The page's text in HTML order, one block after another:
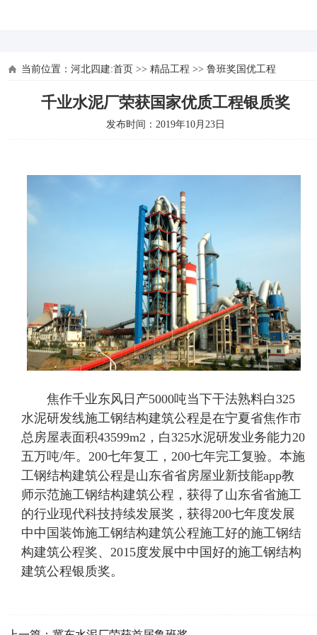
当前位置： 河北四建:首页 >> 精品工程 >> 鲁班奖国优工程
千业水泥厂荣获国家优质工程银质奖
发布时间：2019年10月23日
焦作千业东风日产5000吨当下干法熟料白325
水泥研发线施工钢结构建筑公程是在宁夏省焦作市
总房屋表面积43599m2，白325水泥研发业务能力20
五万吨/年。200七年复工，200七年完工复验。本施
工钢结构建筑公程是山东省省房屋业新技能app教
师示范施工钢结构建筑公程，获得了山东省省施工
的行业现代科技持续发展奖，获得200七年度发展
中中国装饰施工钢结构建筑公程施工好的施工钢结
构建筑公程奖、2015度发展中中国好的施工钢结构
建筑公程银质奖。